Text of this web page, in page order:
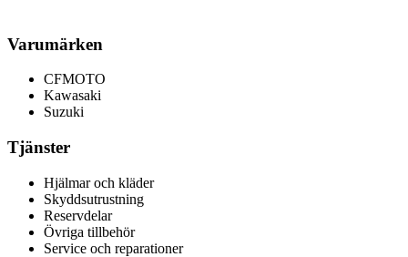
Varumärken
CFMOTO
Kawasaki
Suzuki
Tjänster
Hjälmar och kläder
Skyddsutrustning
Reservdelar
Övriga tillbehör
Service och reparationer